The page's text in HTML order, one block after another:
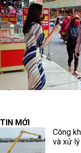
TIN MỚI
Công
và xử